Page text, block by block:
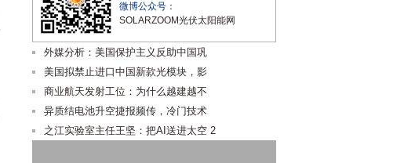
微博公众号：
SOLARZOOM光伏太阳能网
外媒分析：美国保护主义反助中国巩
美国拟禁止进口中国新款光模块，影
商业航天发射工位：为什么越建越不
异质结电池升空捷报频传，冷门技术
之江实验室主任王坚：把AI送进太空 2